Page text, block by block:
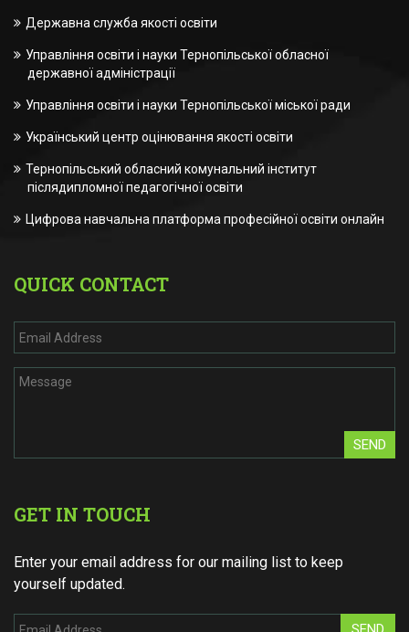
Державна служба якості освіти
Управління освіти і науки Тернопільської обласної
державної адміністрації
Управління освіти і науки Тернопільської міської ради
Український центр оцінювання якості освіти
Тернопільський обласний комунальний інститут
післядипломної педагогічної освіти
Цифрова навчальна платформа професійної освіти онлайн
QUICK CONTACT
SEND
GET IN TOUCH
Enter your email address for our mailing list to keep
yourself updated.